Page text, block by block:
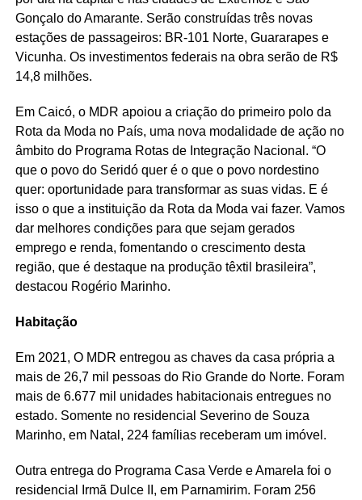
Gonçalo do Amarante. Serão construídas três novas
estações de passageiros: BR-101 Norte, Guararapes e
Vicunha. Os investimentos federais na obra serão de R$
14,8 milhões.
Em Caicó, o MDR apoiou a criação do primeiro polo da
Rota da Moda no País, uma nova modalidade de ação no
âmbito do Programa Rotas de Integração Nacional. “O
que o povo do Seridó quer é o que o povo nordestino
quer: oportunidade para transformar as suas vidas. E é
isso o que a instituição da Rota da Moda vai fazer. Vamos
dar melhores condições para que sejam gerados
emprego e renda, fomentando o crescimento desta
região, que é destaque na produção têxtil brasileira”,
destacou Rogério Marinho.
Habitação
Em 2021, O MDR entregou as chaves da casa própria a
mais de 26,7 mil pessoas do Rio Grande do Norte. Foram
mais de 6.677 mil unidades habitacionais entregues no
estado. Somente no residencial Severino de Souza
Marinho, em Natal, 224 famílias receberam um imóvel.
Outra entrega do Programa Casa Verde e Amarela foi o
residencial Irmã Dulce II, em Parnamirim. Foram 256